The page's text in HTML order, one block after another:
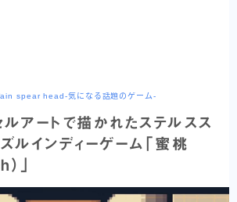
spear head-気になる話題のゲーム-
アートで描かれたステルスス
ズルインディーゲーム「蜜桃
」